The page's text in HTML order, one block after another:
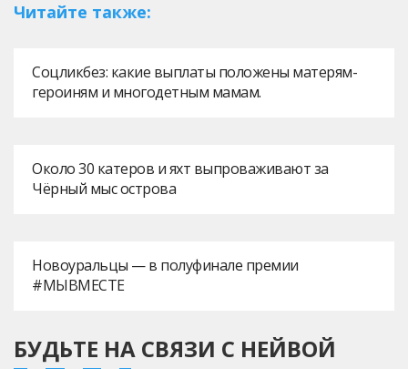
Читайте также:
Соцликбез: какие выплаты положены матерям-
героиням и многодетным мамам.
Около 30 катеров и яхт выпроваживают за
Чёрный мыс острова
Новоуральцы — в полуфинале премии
#МЫВМЕСТЕ
БУДЬТЕ НА СВЯЗИ С НЕЙВОЙ